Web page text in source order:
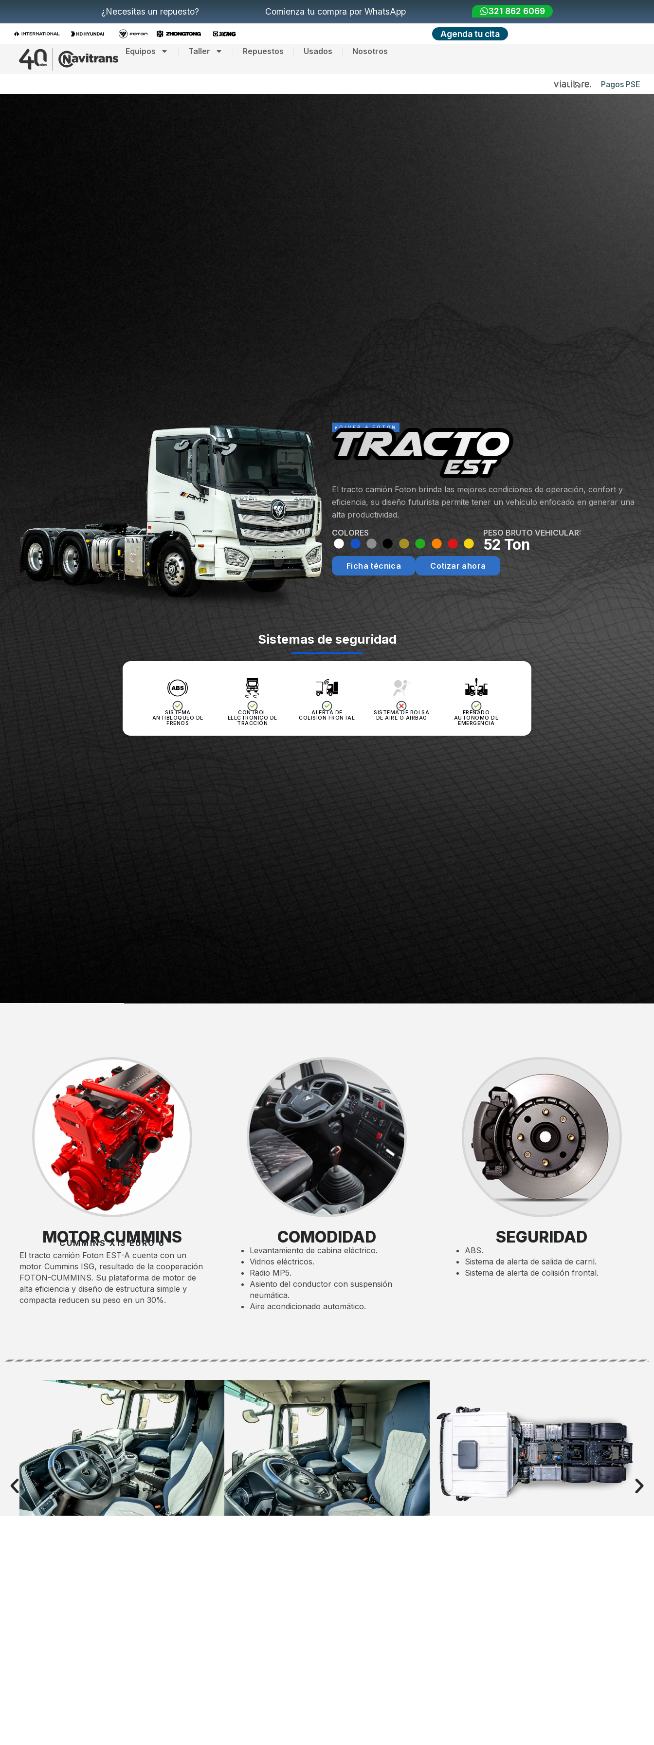
¿Necesitas un repuesto? Comienza tu compra por WhatsApp 321 862 6069
Agenda tu cita
Equipos Taller Repuestos Usados Nosotros
Pagos PSE
VOLVER A FOTON
El tracto camión Foton brinda las mejores condiciones de operación, confort y
eficiencia, su diseño futurista permite tener un vehículo enfocado en generar una
alta productividad.
COLORES
PESO BRUTO VEHICULAR:
52 Ton
Ficha técnica Cotizar ahora
Sistemas de seguridad
SISTEMA
ANTIBLOQUEO DE
FRENOS
CONTROL
ELECTRÓNICO DE
TRACCIÓN
ALERTA DE
COLISIÓN FRONTAL
SISTEMA DE BOLSA
DE AIRE O AIRBAG
FRENADO
AUTÓNOMO DE
EMERGENCIA
MOTOR CUMMINS
CUMMINS X13 EURO 6
El tracto camión Foton EST-A cuenta con un
motor Cummins ISG, resultado de la cooperación
FOTON-CUMMINS. Su plataforma de motor de
alta eficiencia y diseño de estructura simple y
compacta reducen su peso en un 30%.
COMODIDAD
Levantamiento de cabina eléctrico.
Vidrios eléctricos.
Radio MP5.
Asiento del conductor con suspensión
neumática.
Aire acondicionado automático.
SEGURIDAD
ABS.
Sistema de alerta de salida de carril.
Sistema de alerta de colisión frontal.